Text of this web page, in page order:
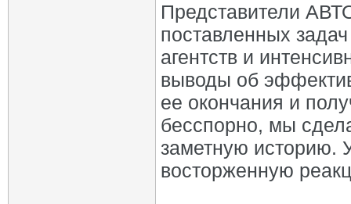
Представители
поставленных
агентств и
выводы об
ее окончания и
бесспорно, мы
заметную историю.
восторженную